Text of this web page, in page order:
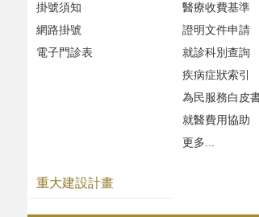
掛號須知
網路掛號
電子門診表
醫療收費基準
證明文件申請
就診科別查詢
疾病症狀索引
為民服務白皮
就醫費用協助
更多...
重大建設計畫